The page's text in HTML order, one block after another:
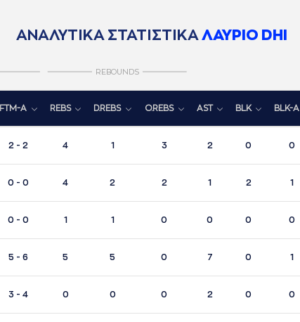
ΑΝΑΛΥΤΙΚΑ ΣΤΑΤΙΣΤΙΚΑΛΑΥΡΙΟ DHI
REBOUNDS
FTM-A REBS D.REBS O.REBS AST BLK BLK-A
2 - 2 4 1 3 2 0 0
0 - 0 4 2 2 1 2 1
0 - 0 1 1 0 0 0 0
5 - 6 5 5 0 7 0 1
3 - 4 0 0 0 2 0 0